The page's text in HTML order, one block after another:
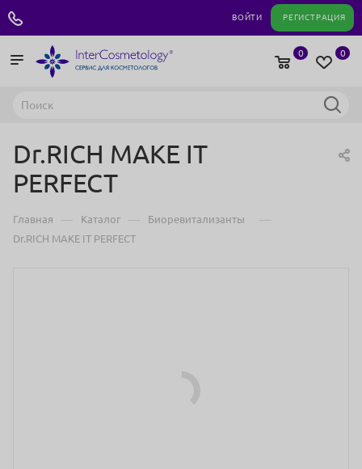
ВОЙТИ РЕГИСТРАЦИЯ
0
0
Dr.RICH MAKE IT
PERFECT
Главная — Каталог — Биоревитализанты —
Dr.RICH MAKE IT PERFECT